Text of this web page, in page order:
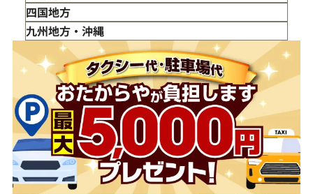
山形県
福島県
千葉県
茨城県
栃木県
群馬県
石川県
山梨県
長野県
岐阜県
静岡県
愛知県
滋賀県
京都府
大阪府
兵庫県
奈良県
和歌山県
鳥取県
島根県
岡山県
広島県
山口県
四国地方
徳島県
香川県
愛媛県
九州地方・沖縄
福岡県
佐賀県
長崎県
熊本県
大分県
宮崎県
鹿児島県